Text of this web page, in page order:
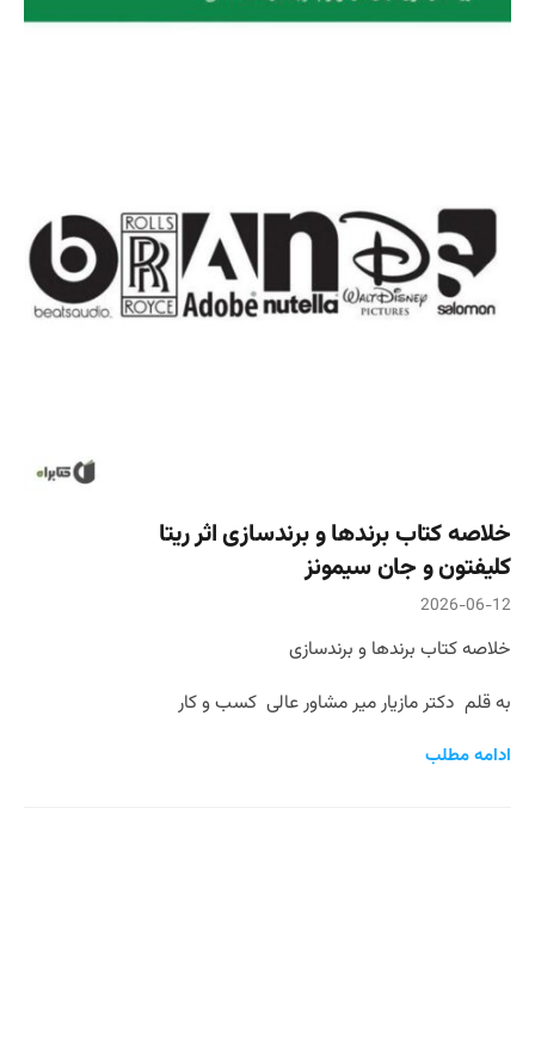
خلاصه کتاب برندها و برندسازی اثر ریتا
کلیفتون و جان سیمونز
2026-06-12
خلاصه کتاب برندها و برندسازی
به قلم دکتر مازیار میر مشاور عالی کسب و کار
ادامه مطلب